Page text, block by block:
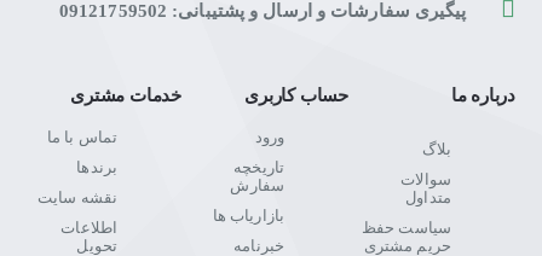
پیگیری سفارشات و ارسال و پشتیبانی: 09121759502
درباره ما
بلاگ
سوالات
متداول
سیاست حفظ
حریم مشتری
حساب کاربری
ورود
تاریخچه
سفارش
بازاریاب ها
خبرنامه
خدمات مشتری
تماس با ما
برندها
نقشه سایت
اطلاعات
تحویل